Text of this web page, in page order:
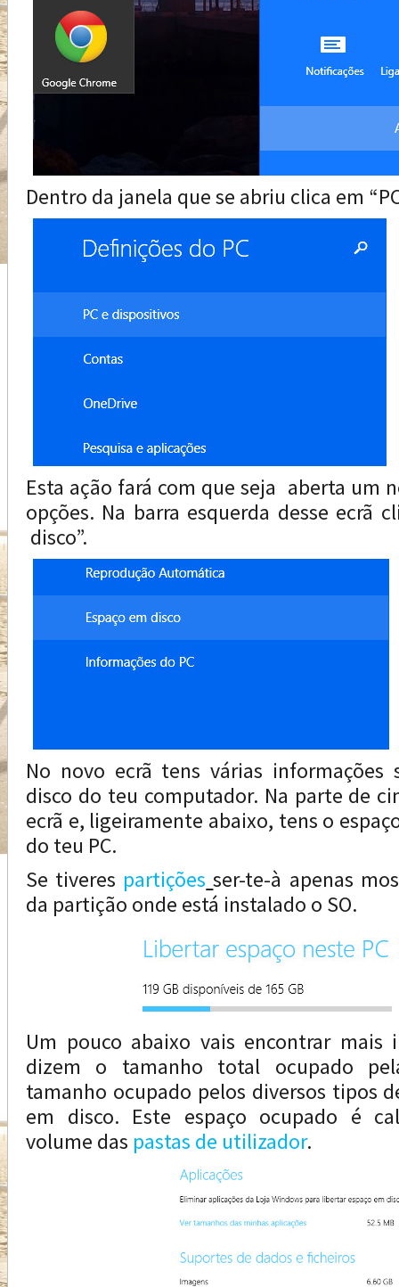
Dentro da janela que se abriu clica em
Esta ação fará com que seja aberta um
opções. Na barra esquerda desse ecrã
disco”.
No novo ecrã tens várias informações
disco do teu computador. Na parte de
ecrã e, ligeiramente abaixo, tens o
do teu PC.
Se tiveres partições ser-te-à apenas
da partição onde está instalado o SO.
Um pouco abaixo vais encontrar mais
dizem o tamanho total ocupado
tamanho ocupado pelos diversos tipos
em disco. Este espaço ocupado é
volume das pastas de utilizador.